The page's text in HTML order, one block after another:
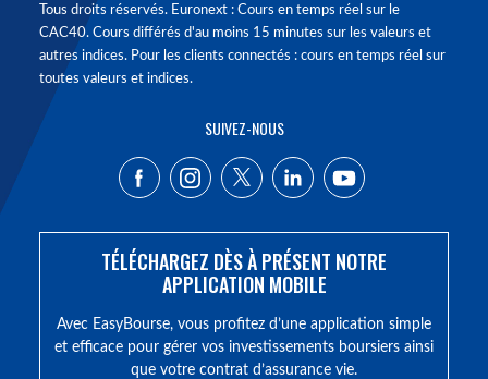
Tous droits réservés. Euronext : Cours en temps réel sur le
CAC40. Cours différés d'au moins 15 minutes sur les valeurs et
autres indices. Pour les clients connectés : cours en temps réel sur
toutes valeurs et indices.
SUIVEZ-NOUS
TÉLÉCHARGEZ DÈS À PRÉSENT NOTRE
APPLICATION MOBILE
Avec EasyBourse, vous profitez d’une application simple
et efficace pour gérer vos investissements boursiers ainsi
que votre contrat d’assurance vie.